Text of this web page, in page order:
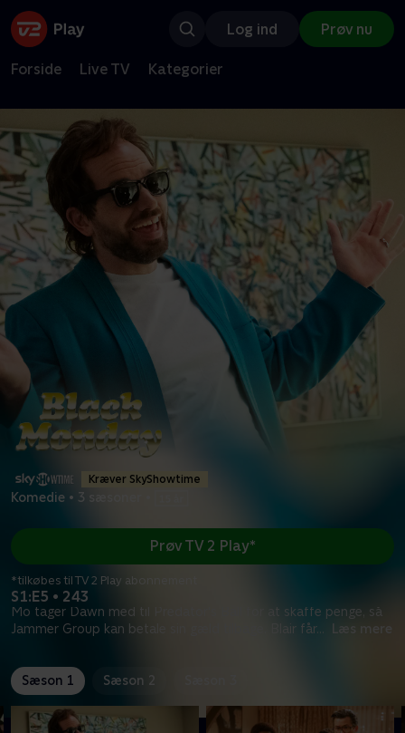
Log ind Prøv nu
Forside Live TV Kategorier
Kræver SkyShowtime
Komedie • 3 sæsoner
S1:E5 • 243
Mo tager Dawn med til Predator's Ball for at skaffe penge, så
Jammer Group kan betale sin gæld tilbage. Blair får... Læs mere
Prøv TV 2 Play*
*tilkøbes til TV 2 Play abonnement
Sæson 1 Sæson 2